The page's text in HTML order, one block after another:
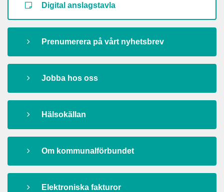
Digital anslagstavla
Prenumerera på vårt nyhetsbrev
Jobba hos oss
Hälsokällan
Om kommunalförbundet
Elektroniska fakturor